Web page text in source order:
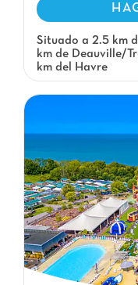
Situado a 2.5 km
km de Deauville/
km del Havre